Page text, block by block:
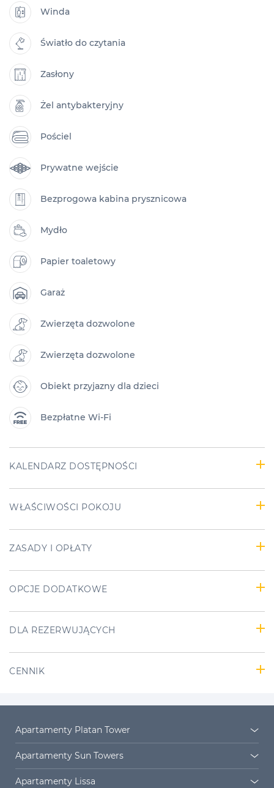
Winda
Światło do czytania
Zasłony
Żel antybakteryjny
Pościel
Prywatne wejście
Bezprogowa kabina prysznicowa
Mydło
Papier toaletowy
Garaż
Zwierzęta dozwolone
Zwierzęta dozwolone
Obiekt przyjazny dla dzieci
Bezpłatne Wi-Fi
KALENDARZ DOSTĘPNOŚCI
WŁAŚCIWOŚCI POKOJU
ZASADY I OPŁATY
OPCJE DODATKOWE
DLA REZERWUJĄCYCH
CENNIK
Apartamenty Platan Tower
Platan Tower
Apartamenty Sun Towers
Sun Towers 38/11
Apartamenty Lissa